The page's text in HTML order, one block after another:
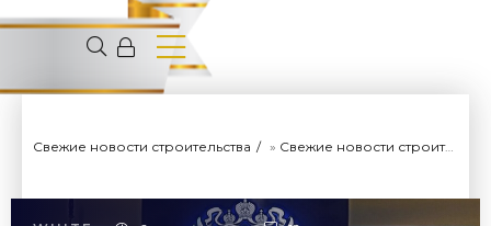
Свежие новости строительства » Свежие новости строительства